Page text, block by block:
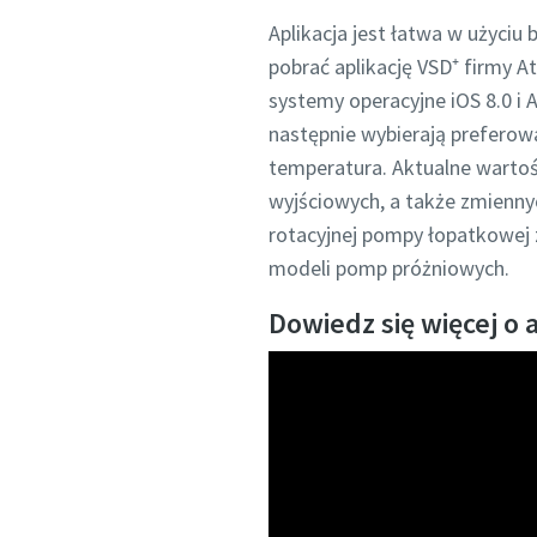
Aplikacja jest łatwa w
pobrać aplikację VSD⁺ firmy
systemy operacyjne iOS 8.0 i
następnie wybierają
temperatura. Aktualne
wyjściowych, a także
rotacyjnej pompy łopatkowej
modeli pomp próżniowych.
Dowiedz się więcej o